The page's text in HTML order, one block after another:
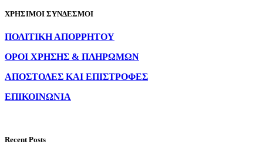
ΧΡΗΣΙΜΟΙ ΣΥΝΔΕΣΜΟΙ
ΠΟΛΙΤΙΚΗ ΑΠΟΡΡΗΤΟΥ
ΟΡΟΙ ΧΡΗΣΗΣ & ΠΛΗΡΩΜΩΝ
ΑΠΟΣΤΟΛΕΣ ΚΑΙ ΕΠΙΣΤΡΟΦΕΣ
ΕΠΙΚΟΙΝΩΝΙΑ
Recent Posts